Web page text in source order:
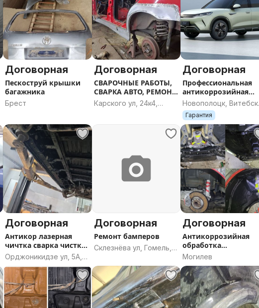
Договорная
Пескоструй крышки
багажника
Брест
Договорная
СВАРОЧНЫЕ РАБОТЫ,
СВАРКА АВТО, РЕМОНТ
АРОК, ПОРОГО
Карского ул, 24к4,
Договорная
Профессиональная
антикоррозийная
обработка
электромобилей
Новополоцк,
область
Гарантия
Договорная
Антикор лазерная
чичтка сварка чистка
вин номера
Орджоникидзе ул, 5А,
Борисов, Борисовский
район, Минская
область
Договорная
Ремонт бамперов
Склезнёва ул, Гомель,
Договорная
Антикоррозийная
обработка
автомобиля
Могилев